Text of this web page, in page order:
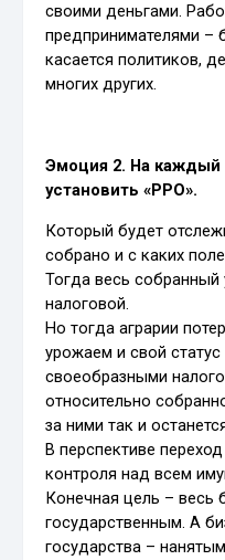
своими деньгами.
предпринимателями –
касается политиков,
многих других.
Эмоция 2. На каждый
установить «РРО».
Который будет
собрано и с каких
Тогда весь собранный
налоговой.
Но тогда аграрии
урожаем и свой статус
своеобразными
относительно
за ними так и
В перспективе
контроля над всем
Конечная цель – весь
государственным. А
государства –